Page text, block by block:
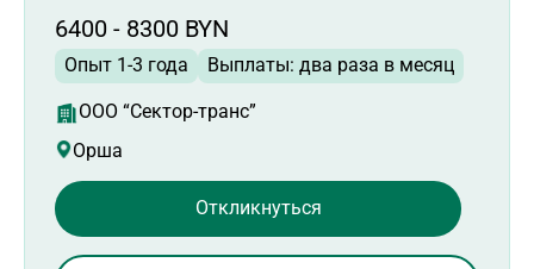
6400 - 8300 BYN
Опыт 1-3 года Выплаты: два раза в месяц
ООО “Сектор-транс”
Орша
Откликнуться